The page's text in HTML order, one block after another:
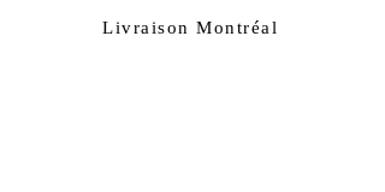
Livraison Montréal